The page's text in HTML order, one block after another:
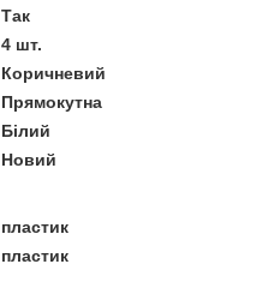
Так
4 шт.
Коричневий
Прямокутна
Білий
Новий
пластик
пластик